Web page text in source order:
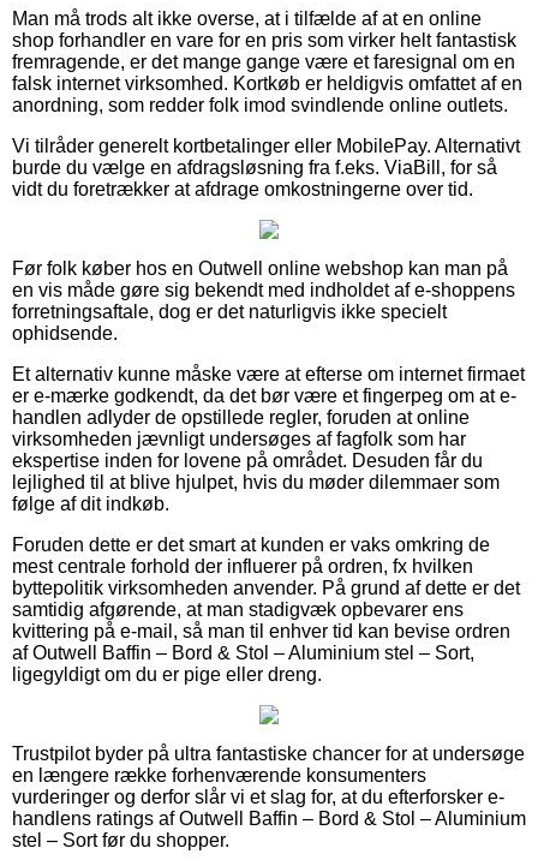
Man må trods alt ikke overse, at i tilfælde af at en online
shop forhandler en vare for en pris som virker helt fantastisk
fremragende, er det mange gange være et faresignal om en
falsk internet virksomhed. Kortkøb er heldigvis omfattet af en
anordning, som redder folk imod svindlende online outlets.
Vi tilråder generelt kortbetalinger eller MobilePay. Alternativt
burde du vælge en afdragsløsning fra f.eks. ViaBill, for så
vidt du foretrækker at afdrage omkostningerne over tid.
Før folk køber hos en Outwell online webshop kan man på
en vis måde gøre sig bekendt med indholdet af e-shoppens
forretningsaftale, dog er det naturligvis ikke specielt
ophidsende.
Et alternativ kunne måske være at efterse om internet firmaet
er e-mærke godkendt, da det bør være et fingerpeg om at e-
handlen adlyder de opstillede regler, foruden at online
virksomheden jævnligt undersøges af fagfolk som har
ekspertise inden for lovene på området. Desuden får du
lejlighed til at blive hjulpet, hvis du møder dilemmaer som
følge af dit indkøb.
Foruden dette er det smart at kunden er vaks omkring de
mest centrale forhold der influerer på ordren, fx hvilken
byttepolitik virksomheden anvender. På grund af dette er det
samtidig afgørende, at man stadigvæk opbevarer ens
kvittering på e-mail, så man til enhver tid kan bevise ordren
af Outwell Baffin – Bord & Stol – Aluminium stel – Sort,
ligegyldigt om du er pige eller dreng.
Trustpilot byder på ultra fantastiske chancer for at undersøge
en længere række forhenværende konsumenters
vurderinger og derfor slår vi et slag for, at du efterforsker e-
handlens ratings af Outwell Baffin – Bord & Stol – Aluminium
stel – Sort før du shopper.